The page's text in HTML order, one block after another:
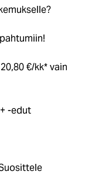
€/kk* vain
-edut